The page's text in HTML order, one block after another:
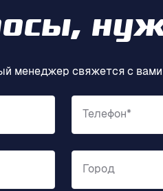
менеджер свяжется с
Телефон*
Город